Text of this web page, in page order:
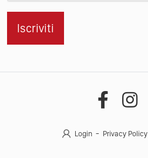
Iscriviti
Login Privacy Policy